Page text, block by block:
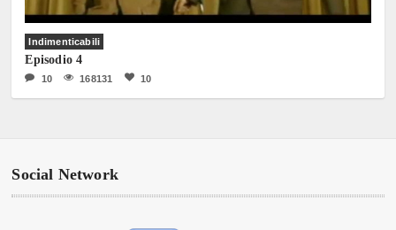
Indimenticabili
Episodio 4
10 168131 10
Social Network